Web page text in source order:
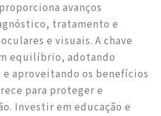
avanços
tratamento e
e visuais. A chave
equilíbrio, adotando
aproveitando os benefícios
para proteger e
Investir em educação e